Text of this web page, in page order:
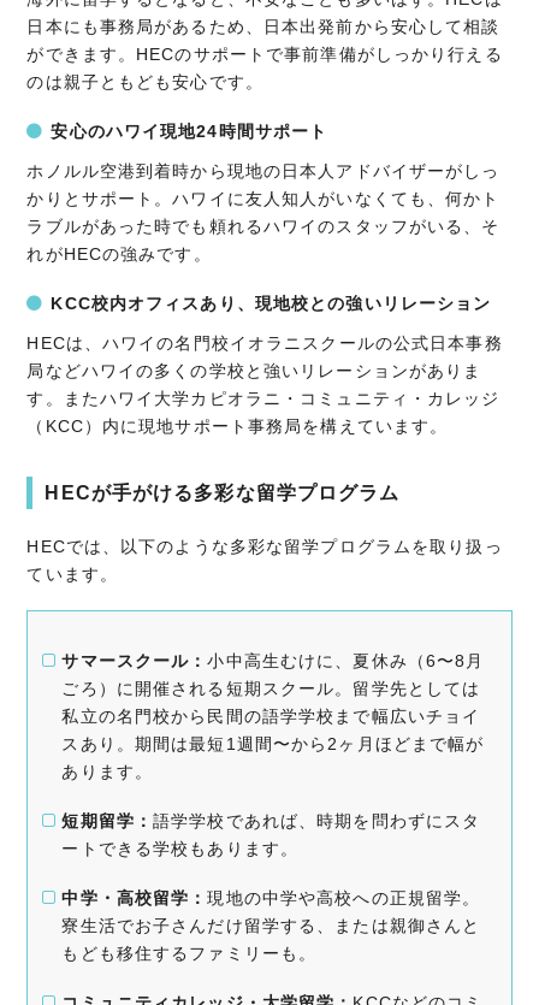
日本にも事務局があるため、日本出発前から安心して相談
ができます。HECのサポートで事前準備がしっかり行える
のは親子ともども安心です。
安心のハワイ現地24時間サポート
ホノルル空港到着時から現地の日本人アドバイザーがしっ
かりとサポート。ハワイに友人知人がいなくても、何かト
ラブルがあった時でも頼れるハワイのスタッフがいる、そ
れがHECの強みです。
KCC校内オフィスあり、現地校との強いリレーション
HECは、ハワイの名門校イオラニスクールの公式日本事務
局などハワイの多くの学校と強いリレーションがありま
す。またハワイ大学カピオラニ・コミュニティ・カレッジ
（KCC）内に現地サポート事務局を構えています。
HECが手がける多彩な留学プログラム
HECでは、以下のような多彩な留学プログラムを取り扱っ
ています。
サマースクール：小中高生むけに、夏休み（6〜8月
ごろ）に開催される短期スクール。留学先としては
私立の名門校から民間の語学学校まで幅広いチョイ
スあり。期間は最短1週間〜から2ヶ月ほどまで幅が
あります。
短期留学：語学学校であれば、時期を問わずにスタ
ートできる学校もあります。
中学・高校留学：現地の中学や高校への正規留学。
寮生活でお子さんだけ留学する、または親御さんと
もども移住するファミリーも。